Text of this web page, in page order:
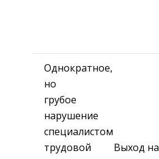
Однократное,
но
грубое
нарушение
специалистом
трудовой
Выход на